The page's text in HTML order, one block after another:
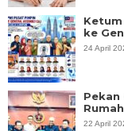
ke
24 April
Pekan
22 April